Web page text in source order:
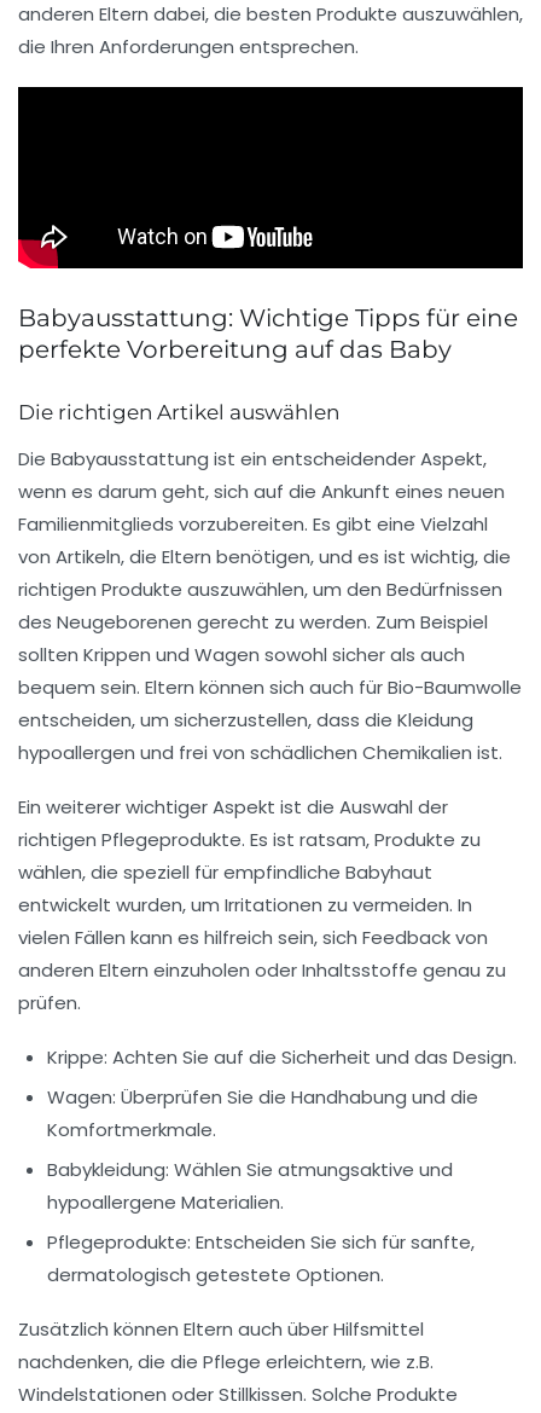
anderen Eltern dabei, die besten Produkte auszuwählen,
die Ihren Anforderungen entsprechen.
Babyausstattung: Wichtige Tipps für eine
perfekte Vorbereitung auf das Baby
Die richtigen Artikel auswählen
Die Babyausstattung ist ein entscheidender Aspekt,
wenn es darum geht, sich auf die Ankunft eines neuen
Familienmitglieds vorzubereiten. Es gibt eine Vielzahl
von Artikeln, die Eltern benötigen, und es ist wichtig, die
richtigen Produkte auszuwählen, um den Bedürfnissen
des Neugeborenen gerecht zu werden. Zum Beispiel
sollten Krippen und Wagen sowohl sicher als auch
bequem sein. Eltern können sich auch fürBio-Baumwolle
entscheiden, um sicherzustellen, dass die Kleidung
hypoallergen und frei von schädlichen Chemikalien ist.
Ein weiterer wichtiger Aspekt ist die Auswahl der
richtigen Pflegeprodukte. Es ist ratsam, Produkte zu
wählen, die speziell für empfindliche Babyhaut
entwickelt wurden, um Irritationen zu vermeiden. In
vielen Fällen kann es hilfreich sein, sich Feedback von
anderen Eltern einzuholen oder Inhaltsstoffe genau zu
prüfen.
Krippe: Achten Sie auf die Sicherheit und das Design.
Wagen: Überprüfen Sie die Handhabung und die
Komfortmerkmale.
Babykleidung: Wählen Sie atmungsaktive und
hypoallergene Materialien.
Pflegeprodukte: Entscheiden Sie sich für sanfte,
dermatologisch getestete Optionen.
Zusätzlich können Eltern auch überHilfsmittel
nachdenken, die die Pflege erleichtern, wie z.B.
Windelstationen oderStillkissen. Solche Produkte